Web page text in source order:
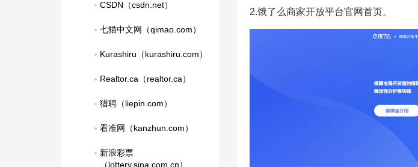
CSDN（csdn.net）
七猫中文网（qimao.com）
Kurashiru（kurashiru.com）
Realtor.ca（realtor.ca）
猎聘（liepin.com）
看准网（kanzhun.com）
新浪彩票
（lottery.sina.com.cn）
2.饿了么商家开放平台官网首页。